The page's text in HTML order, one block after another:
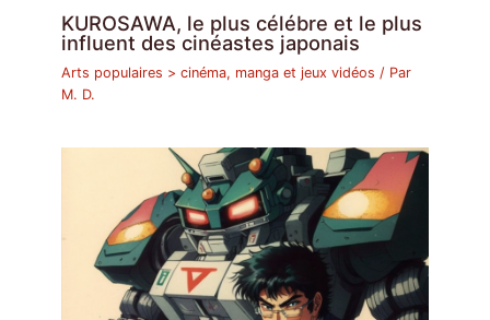
KUROSAWA, le plus célébre et le plus
influent des cinéastes japonais
Arts populaires > cinéma, manga et jeux vidéos / Par
M. D.